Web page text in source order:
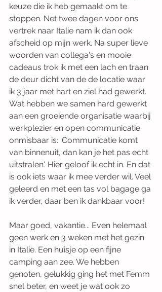
keuze die ik heb gemaakt om te
stoppen. Net twee dagen voor ons
vertrek naar Italie nam ik dan ook
afscheid op mijn werk. Na super lieve
woorden van collega's en mooie
cadeaus trok ik met een lach en traan
de deur dicht van de de locatie waar
ik 3 jaar met hart en ziel had gewerkt.
Wat hebben we samen hard gewerkt
aan een groeiende organisatie waarbij
werkplezier en open communicatie
onmisbaar is: 'Communicatie komt
van binnenuit, dan kan je het pas echt
uitstralen'. Hier geloof ik echt in. En dat
is ook iets waar ik mee verder wil. Veel
geleerd en met een tas vol bagage ga
ik verder, daar ben ik dankbaar voor!
Maar goed, vakantie... Even helemaal
geen werk en 3 weken met het gezin
in Italie. Een huisje op een fijne
camping aan zee. We hebben
genoten, gelukkig ging het met Femm
snel beter, en weet je wat ook zo